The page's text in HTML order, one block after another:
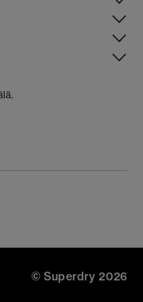
© Superdry 2026